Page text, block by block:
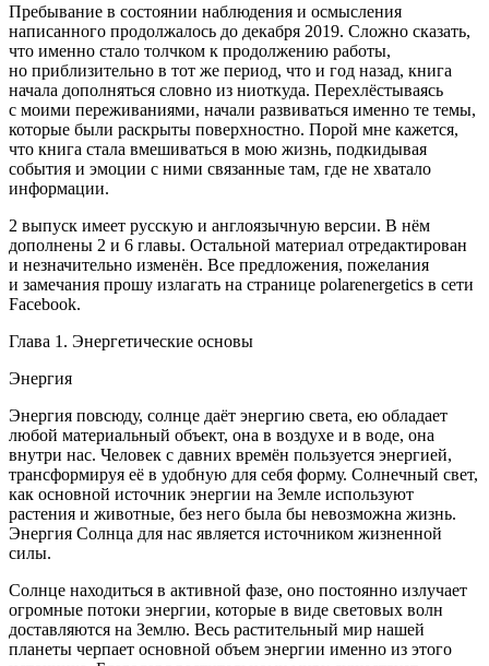
Пребывание в состоянии наблюдения и осмысления
написанного продолжалось до декабря 2019. Сложно сказать,
что именно стало толчком к продолжению работы,
но приблизительно в тот же период, что и год назад, книга
начала дополняться словно из ниоткуда. Перехлёстываясь
с моими переживаниями, начали развиваться именно те темы,
которые были раскрыты поверхностно. Порой мне кажется,
что книга стала вмешиваться в мою жизнь, подкидывая
события и эмоции с ними связанные там, где не хватало
информации.
2 выпуск имеет русскую и англоязычную версии. В нём
дополнены 2 и 6 главы. Остальной материал отредактирован
и незначительно изменён. Все предложения, пожелания
и замечания прошу излагать на странице polarenergetics в сети
Facebook.
Глава 1. Энергетические основы
Энергия
Энергия повсюду, солнце даёт энергию света, ею обладает
любой материальный объект, она в воздухе и в воде, она
внутри нас. Человек с давних времён пользуется энергией,
трансформируя её в удобную для себя форму. Солнечный свет,
как основной источник энергии на Земле используют
растения и животные, без него была бы невозможна жизнь.
Энергия Солнца для нас является источником жизненной
силы.
Солнце находиться в активной фазе, оно постоянно излучает
огромные потоки энергии, которые в виде световых волн
доставляются на Землю. Весь растительный мир нашей
планеты черпает основной объем энергии именно из этого